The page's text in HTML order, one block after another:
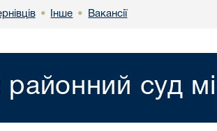
• Інше • Вакансії
суд